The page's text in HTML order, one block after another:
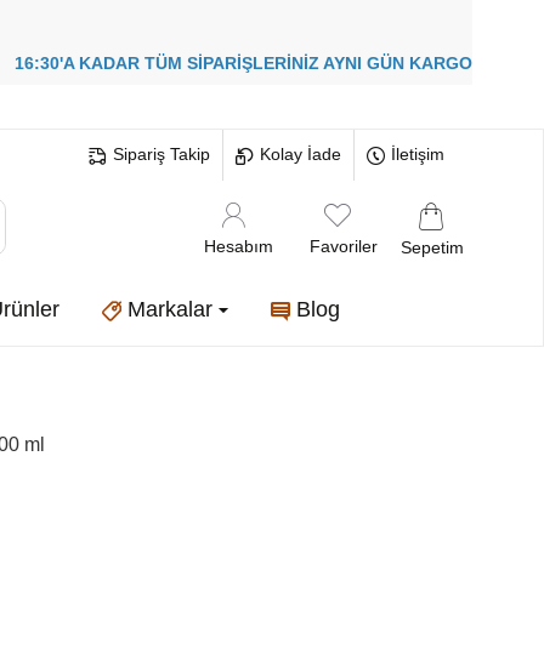
16:30'A KADAR TÜM SİPARİŞLERİNİZ AYNI GÜN KARGO
Sipariş Takip Kolay İade İletişim
Hesabım Favoriler Sepetim
Markalar Blog
ml